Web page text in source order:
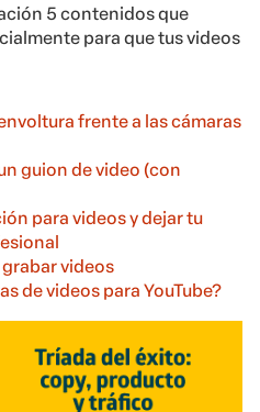
5 contenidos que
para que tus videos
frente a las cámaras
guion de video (con
para videos y dejar tu
videos
de videos para YouTube?